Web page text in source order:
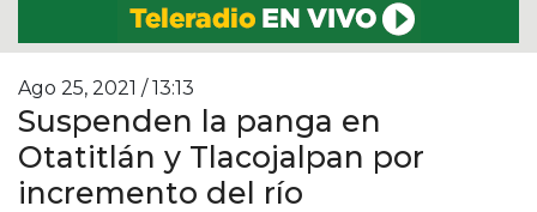
Ago 25, 2021 / 13:13
Suspenden la panga en
Otatitlán y Tlacojalpan por
incremento del río